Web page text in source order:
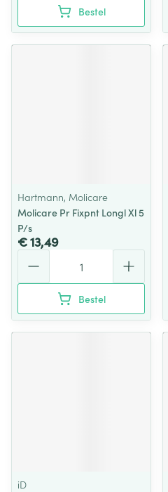
Bestel
Hartmann, Molicare
Molicare Pr Fixpnt Longl Xl 5
P/s
€ 13,49
Bestel
iD